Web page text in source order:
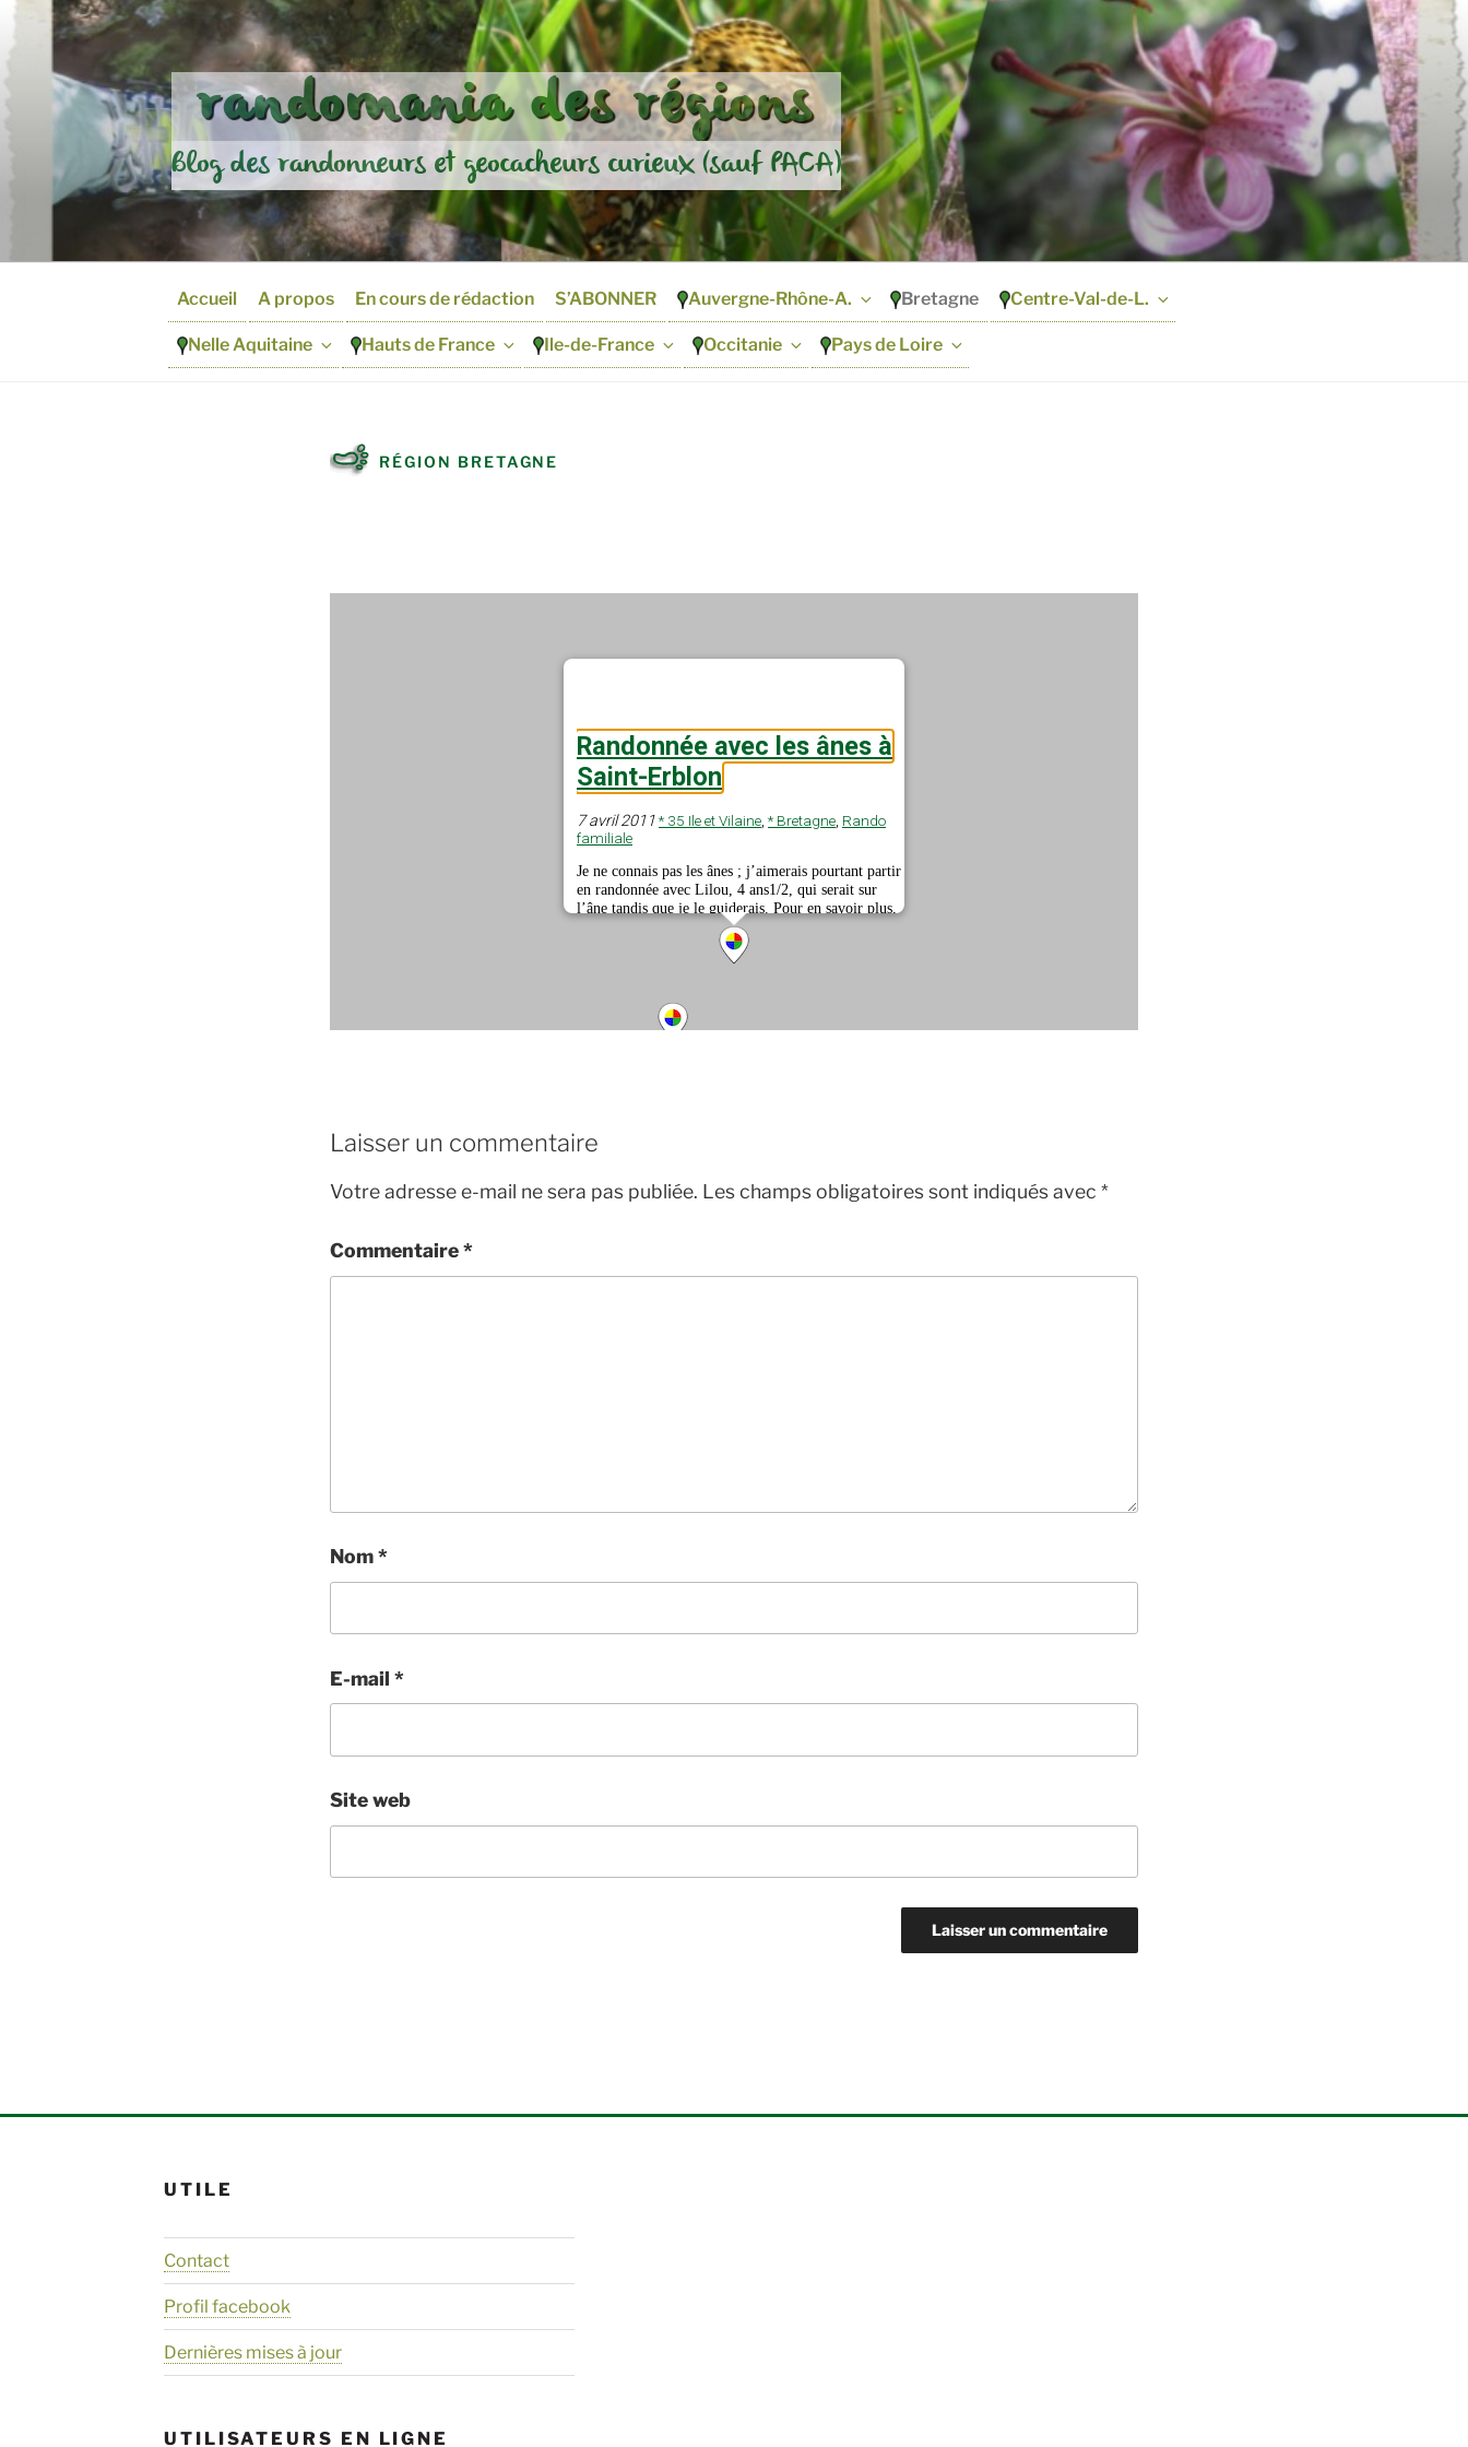
au
contenu
principal
randomania des régions
Blog des randonneurs et geocacheurs curieux (sauf PACA)
Accueil A propos En cours de rédaction S’ABONNER Auvergne-Rhône-A. Bretagne Centre-Val-de-L.
Nelle Aquitaine Hauts de France Ile-de-France Occitanie Pays de Loire
RÉGION BRETAGNE
Laisser un commentaire
Votre adresse e-mail ne sera pas publiée. Les champs obligatoires sont indiqués avec *
Commentaire*
Nom*
E-mail *
Site web
UTILE
Contact
Profil facebook
Dernières mises à jour
UTILISATEURS EN LIGNE